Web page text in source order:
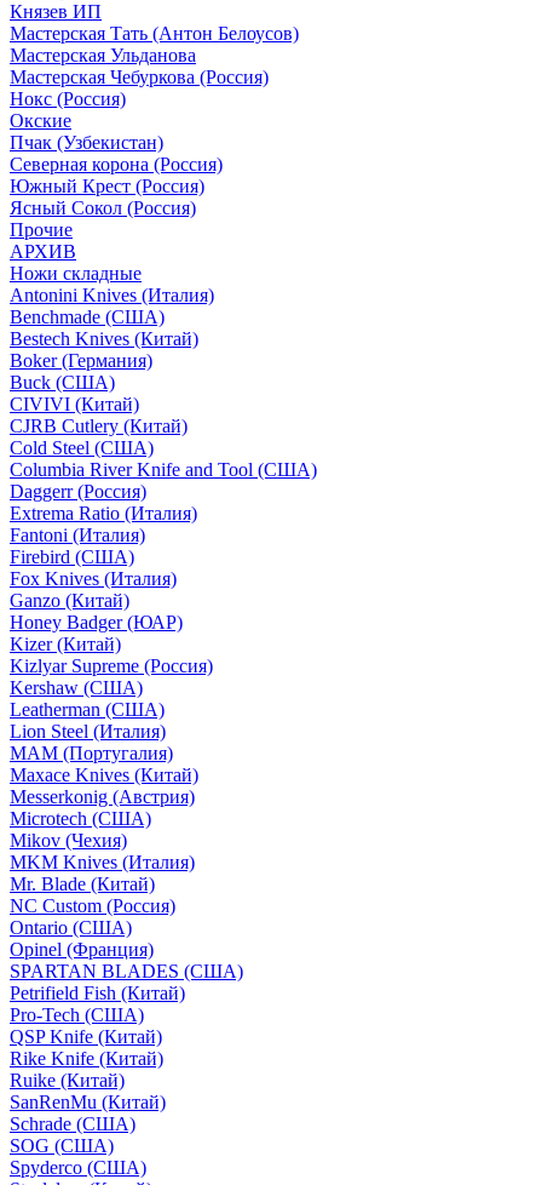
Князев ИП
Мастерская Тать (Антон Белоусов)
Мастерская Ульданова
Мастерская Чебуркова (Россия)
Нокс (Россия)
Окские
Пчак (Узбекистан)
Северная корона (Россия)
Южный Крест (Россия)
Ясный Сокол (Россия)
Прочие
АРХИВ
Ножи складные
Antonini Knives (Италия)
Benchmade (США)
Bestech Knives (Китай)
Boker (Германия)
Buck (США)
CIVIVI (Китай)
CJRB Cutlery (Китай)
Cold Steel (США)
Columbia River Knife and Tool (США)
Daggerr (Россия)
Extrema Ratio (Италия)
Fantoni (Италия)
Firebird (США)
Fox Knives (Италия)
Ganzo (Китай)
Honey Badger (ЮАР)
Kizer (Китай)
Kizlyar Supreme (Россия)
Kershaw (США)
Leatherman (США)
Lion Steel (Италия)
MAM (Португалия)
Maxace Knives (Китай)
Messerkonig (Австрия)
Microtech (США)
Mikov (Чехия)
MKM Knives (Италия)
Mr. Blade (Китай)
NC Custom (Россия)
Ontario (США)
Opinel (Франция)
SPARTAN BLADES (США)
Petrifield Fish (Китай)
Pro-Tech (США)
QSP Knife (Китай)
Rike Knife (Китай)
Ruike (Китай)
SanRenMu (Китай)
Schrade (США)
SOG (США)
Spyderco (США)